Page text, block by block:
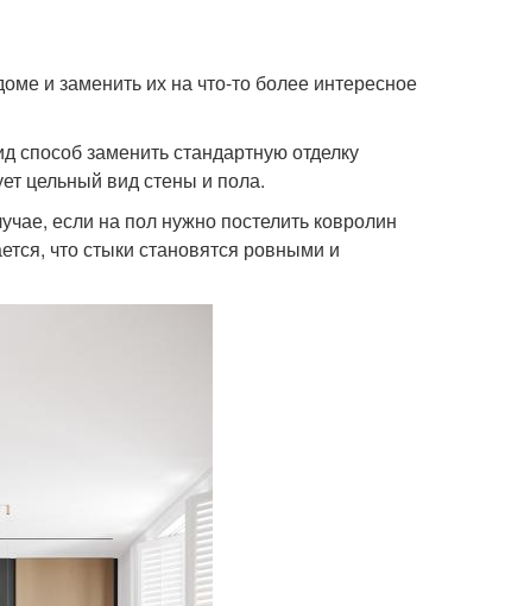
и заменить их на что-то более интересное
заменить стандартную отделку
цельный вид стены и пола.
если на пол нужно постелить ковролин
что стыки становятся ровными и